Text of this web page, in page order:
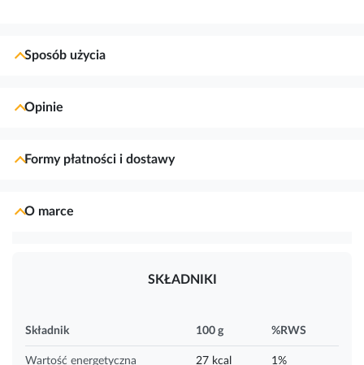
Sposób użycia
Opinie
Formy płatności i dostawy
O marce
SKŁADNIKI
Składnik 100 g %RWS
Wartość energetyczna 27 kcal 1%